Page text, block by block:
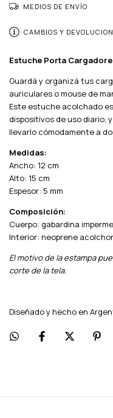
MEDIOS DE ENVÍO
CAMBIOS Y
Estuche Porta
Guardá y organizá tus
auriculares o mouse de
Este estuche acolchado
dispositivos de uso diario,
llevarlo cómodamente a
Medidas:
Ancho: 12 cm
Alto: 15 cm
Espesor: 5 mm
Composición:
Cuerpo: gabardina
Interior: neoprene
El motivo de la estampa
corte de la tela.
Diseñado y hecho en